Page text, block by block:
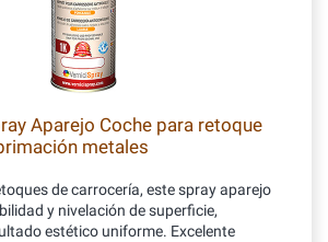
Aparejo Coche para retoque
metales
de carrocería, este spray aparejo
y nivelación de superficie,
estético uniforme. Excelente